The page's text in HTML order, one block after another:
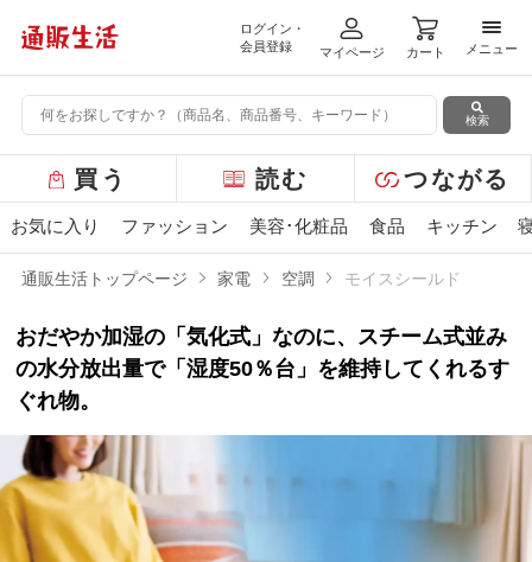
ログイン・
会員登録
マイページ カート
メニ
メニュー
検索
ー
バ
ュ
ー
買う 読む つながる
お気に入り ファッション 美容･化粧品 食品 キッチン
通販生活トップページ 家電 空調 モイスシールド
おだやか加湿の「気化式」なのに、スチーム式並み
の水分放出量で「湿度50％台」を維持してくれるす
ぐれ物。